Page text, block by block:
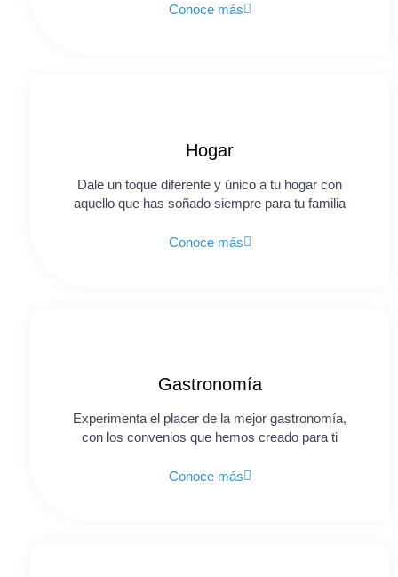
Conoce más
Hogar
Dale un toque diferente y único a tu hogar con
aquello que has soñado siempre para tu familia
Conoce más
Gastronomía
Experimenta el placer de la mejor gastronomía,
con los convenios que hemos creado para ti
Conoce más